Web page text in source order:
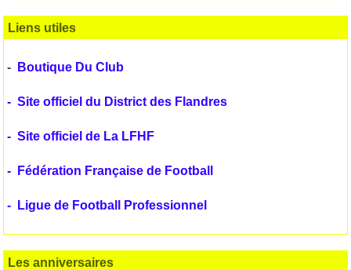
Liens utiles
- Boutique Du Club
- Site officiel du District des Flandres
- Site officiel de La LFHF
- Fédération Française de Football
- Ligue de Football Professionnel
Les anniversaires